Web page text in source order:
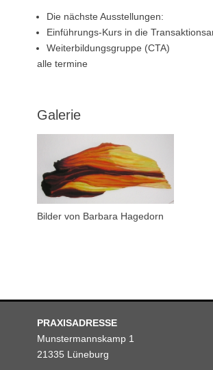
Die nächste Ausstellungen:
Einführungs-Kurs in die
Weiterbildungsgruppe (CTA)
alle termine
Galerie
Bilder von Barbara Hagedorn
PRAXISADRESSE
Munstermannskamp 1
21335 Lüneburg